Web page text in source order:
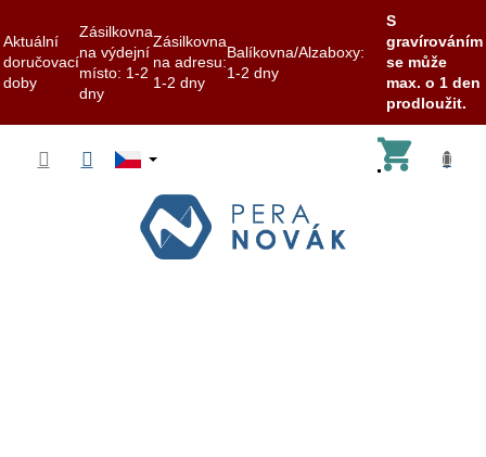
Aktuální
doručovací
doby
Zásilkovna
na výdejní
místo: 1-2
dny
Zásilkovna
na adresu:
1-2 dny
Balíkovna/Alzaboxy:
1-2 dny
S
gravírováním
se může
max. o 1 den
prodloužit.